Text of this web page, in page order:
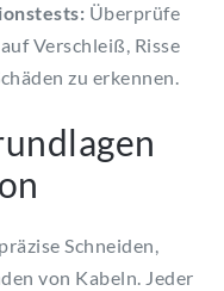
Überprüfe
Verschleiß, Risse
zu erkennen.
Schneiden,
von Kabeln. Jeder